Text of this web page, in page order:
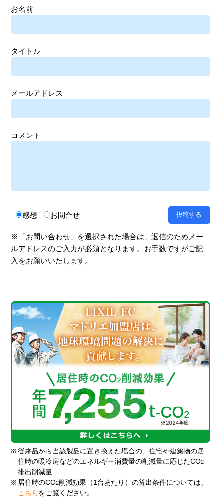
お名前
タイトル
メールアドレス
コメント
感想 お問合せ
※「お問い合わせ」を選択された場合は、返信のためメー
ルアドレスのご入力が必須となります。お手数ですがご記
入をお願いいたします。
※ 従来品から当該製品に置き換えた場合の、住宅や建築物の居
住時の暖冷房などのエネルギー消費量の削減量に応じたCO2
排出削減量
※ 居住時のCO2削減効果（1台あたり）の算出条件については、
こちら をご覧ください。